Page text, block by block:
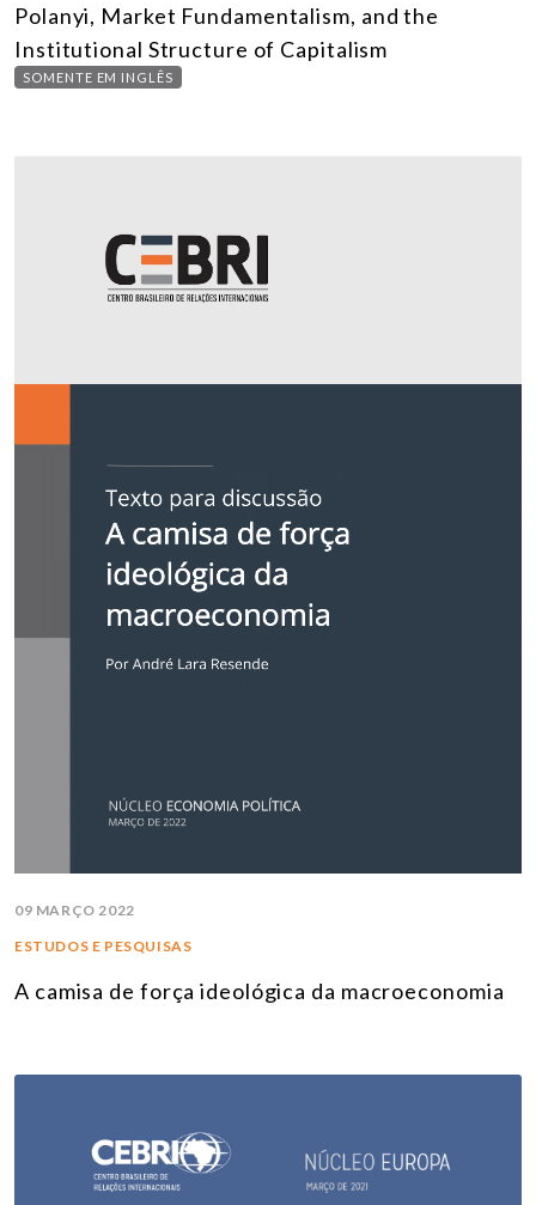
Polanyi, Market Fundamentalism, and the
Institutional Structure of Capitalism
SOMENTE EM INGLÊS
09 MARÇO 2022
ESTUDOS E PESQUISAS
A camisa de força ideológica da macroeconomia